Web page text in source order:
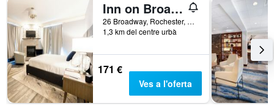
Inn on Broadway
26 Broadway, Rochester, NY, Estats Units
1,3 km del centre urbà
171 €
Ves a l'oferta